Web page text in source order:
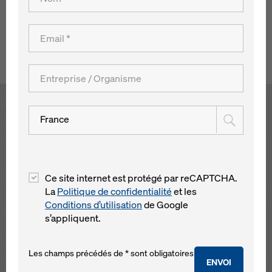
visibles de loin. Il a été fait appel pour les deux tours au
coffrage Doka éprouvé.
Retour à l´aperçu
France
Ce site internet est protégé par reCAPTCHA.
LaPolitique de confidentialitéet les
Conditions d’utilisationde Google
s’appliquent.
ENVOI
Les champs précédés de * sont obligatoires